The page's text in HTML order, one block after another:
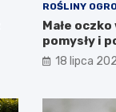
ROŚLINY
Małe
pomysły i
18 lipca